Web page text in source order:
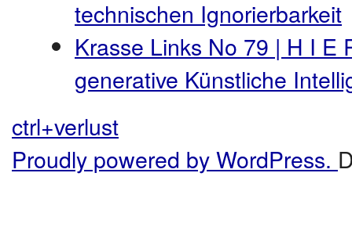
technischen Ignorierbarkeit
Krasse Links No 79 | H I E
generative Künstliche
ctrl+verlust
Proudly powered by WordPress.